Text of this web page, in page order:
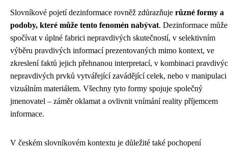
Slovníkové pojetí dezinformace rovněž zdůrazňuje různé formy a
podoby, které může tento fenomén nabývat. Dezinformace může
spočívat v úplné fabrici nepravdivých skutečností, v selektivním
výběru pravdivých informací prezentovaných mimo kontext, ve
zkreslení faktů jejich přehnanou interpretací, v kombinaci
nepravdivých prvků vytvářející zavádějící celek, nebo v manipulaci
vizuálním materiálem. Všechny tyto formy spojuje společný
jmenovatel – záměr oklamat a ovlivnit vnímání reality příjemcem
informace.
V českém slovníkovém kontextu je důležité také pochopení